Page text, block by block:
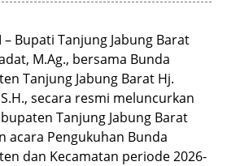
– Bupati Tanjung Jabung Barat
M.Ag., bersama Bunda
Tanjung Jabung Barat Hj.
secara resmi meluncurkan
Tanjung Jabung Barat
acara Pengukuhan Bunda
dan Kecamatan periode 2026-